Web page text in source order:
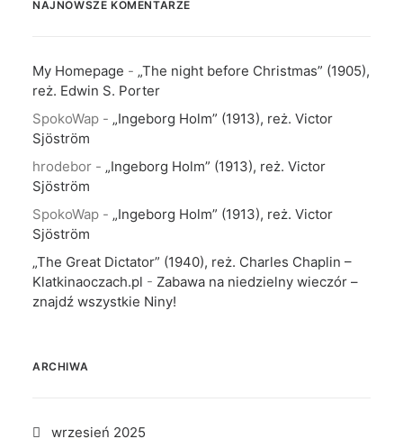
NAJNOWSZE KOMENTARZE
My Homepage - „The night before Christmas” (1905),
reż. Edwin S. Porter
SpokoWap - „Ingeborg Holm” (1913), reż. Victor
Sjöström
hrodebor - „Ingeborg Holm” (1913), reż. Victor
Sjöström
SpokoWap - „Ingeborg Holm” (1913), reż. Victor
Sjöström
„The Great Dictator” (1940), reż. Charles Chaplin –
Klatkinaoczach.pl - Zabawa na niedzielny wieczór –
znajdź wszystkie Niny!
ARCHIWA
wrzesień 2025